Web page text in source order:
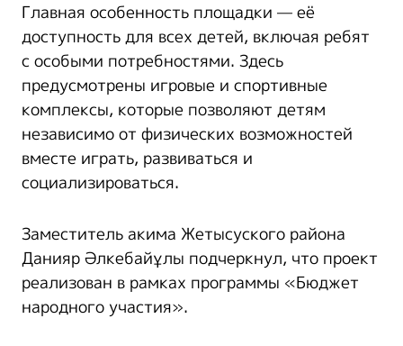
Главная особенность площадки — её
доступность для всех детей, включая ребят
с особыми потребностями. Здесь
предусмотрены игровые и спортивные
комплексы, которые позволяют детям
независимо от физических возможностей
вместе играть, развиваться и
социализироваться.
Заместитель акима Жетысуского района
Данияр Әлкебайұлы подчеркнул, что проект
реализован в рамках программы «Бюджет
народного участия».